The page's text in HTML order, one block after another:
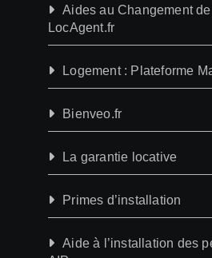
Aides au Changement
LocAgent.fr
Logement : Plateforme
Bienveo.fr
La garantie locative
Primes d’installation
Aide à l’installation des